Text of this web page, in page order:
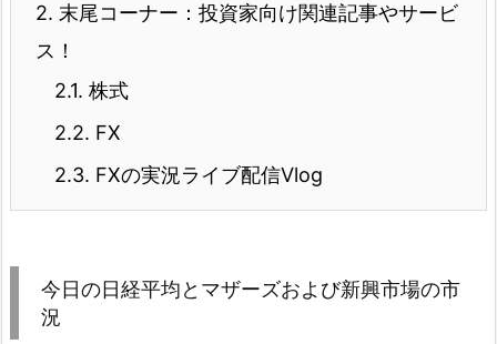
2. 末尾コーナー：投資家向け関連記事やサービ
ス！
2.1. 株式
2.2. FX
2.3. FXの実況ライブ配信Vlog
今日の日経平均とマザーズおよび新興市場の市
況